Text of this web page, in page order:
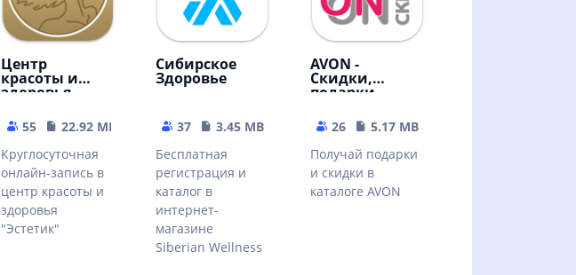
Центр
красоты и
здоровья
55
22.92 MB
Круглосуточная
онлайн-запись в
центр красоты и
здоровья
"Эстетик"
Сибирское
Здоровье
37
3.45 MB
Бесплатная
регистрация и
каталог в
интернет-
магазине
Siberian Wellness
AVON -
Скидки,
подарки,
26
5.17 MB
Получай подарки
и скидки в
каталоге AVON